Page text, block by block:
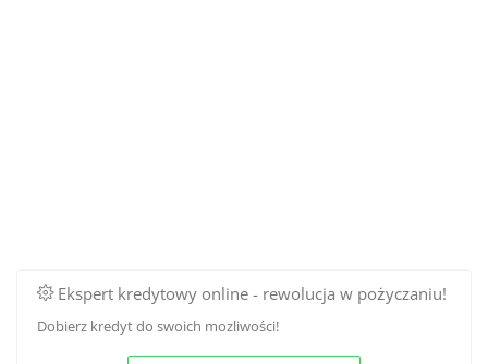
Ekspert kredytowy online - rewolucja w pożyczaniu!
Dobierz kredyt do swoich mozliwości!